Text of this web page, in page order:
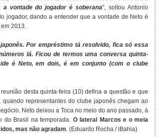
a vontade do jogador é soberana", soltou Antonio
jogador, dando a entender que a vontade de Neto é
2013.
Por empréstimo tá resolvido, fica só essa
lá. Ficou de termos uma conversa quinta-
é Neto, em dois, é em conjunto (com o clube
desta quinta-feira (10) defina a questão e que
representantes do clube japonês chegam ao
Neto deixou a Toca no meio do ano passado, à
do Brasil na temporada. O lateral Marcos e o meia
mas não agradam. (Eduardo Rocha / iBahia)